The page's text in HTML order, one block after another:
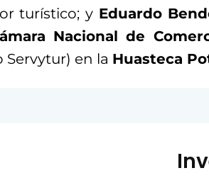
turístico; y Eduardo
Nacional de
Servytur) en la Huasteca